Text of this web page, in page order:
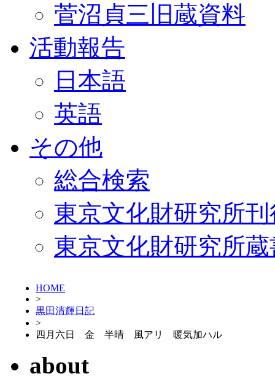
菅沼貞三旧蔵資料
活動報告
日本語
英語
その他
総合検索
東京文化財研究所
東京文化財研究所
HOME
>
黒田清輝日記
>
四月六日 金 半晴 風アリ 暖気加ハル
about